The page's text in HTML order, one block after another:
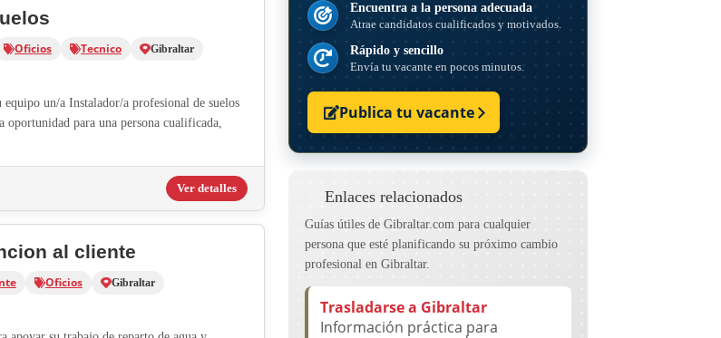
Oficios Tecnico
Gibraltar
un/a Instalador/a profesional de suelos
oportunidad para una persona cualificada,
Ver detalles
al cliente
Oficios
Gibraltar
Encuentra a la persona adecuada
Atrae candidatos cualificados y motivados.
Rápido y sencillo
Envía tu vacante en pocos minutos.
Publica tu vacante
Enlaces relacionados
Guías útiles de Gibraltar.com para cualquier
persona que esté planificando su próximo cambio
profesional en Gibraltar.
Trasladarse a Gibraltar
Información práctica para